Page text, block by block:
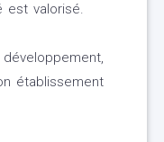
est valorisé.
établissement